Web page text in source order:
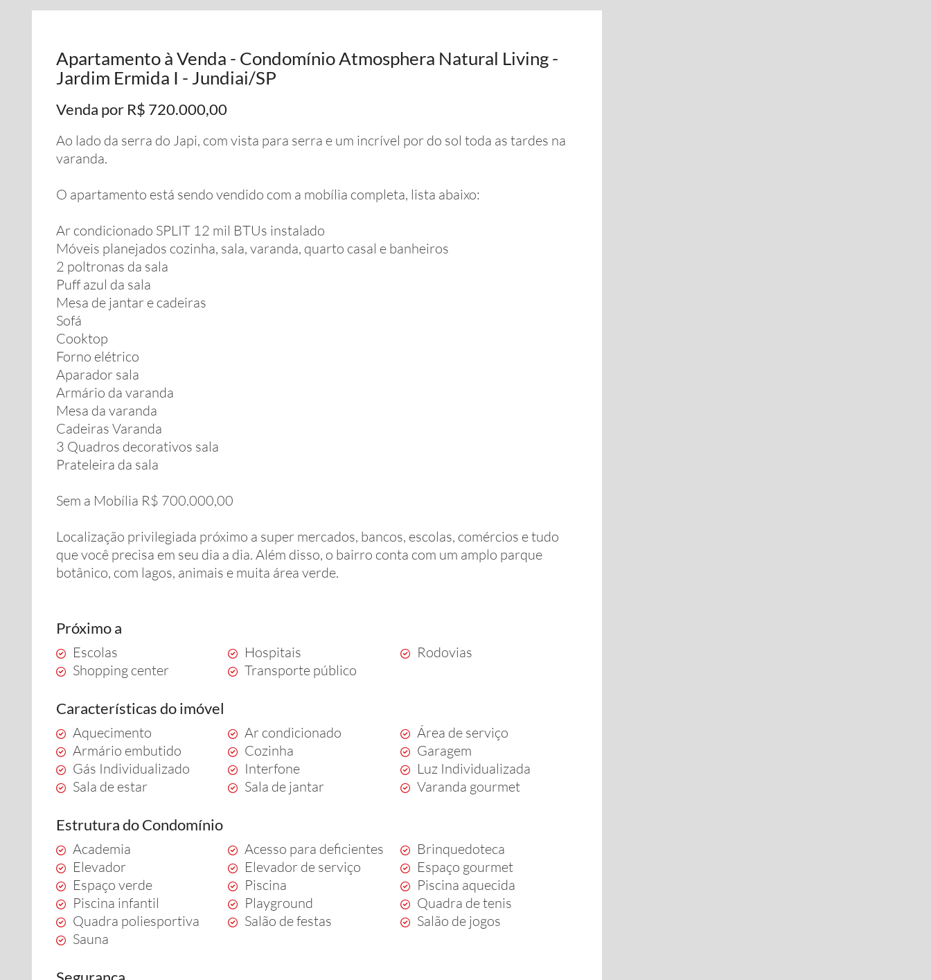
Apartamento à Venda - Condomínio Atmosphera Natural Living -
Jardim Ermida I - Jundiai/SP
Venda por R$ 720.000,00
Ao lado da serra do Japi, com vista para serra e um incrível por do sol toda as tardes na
varanda.
O apartamento está sendo vendido com a mobília completa, lista abaixo:
Ar condicionado SPLIT 12 mil BTUs instalado
Móveis planejados cozinha, sala, varanda, quarto casal e banheiros
2 poltronas da sala
Puff azul da sala
Mesa de jantar e cadeiras
Sofá
Cooktop
Forno elétrico
Aparador sala
Armário da varanda
Mesa da varanda
Cadeiras Varanda
3 Quadros decorativos sala
Prateleira da sala
Sem a Mobília R$ 700.000,00
Localização privilegiada próximo a super mercados, bancos, escolas, comércios e tudo
que você precisa em seu dia a dia. Além disso, o bairro conta com um amplo parque
botânico, com lagos, animais e muita área verde.
Próximo a
Escolas Hospitais
Rodovias
Shopping center
Transporte público
Características do imóvel
Aquecimento Ar condicionado
Área de serviço
Armário embutido
Cozinha
Garagem
Gás Individualizado
Interfone
Luz Individualizada
Sala de estar
Sala de jantar Varanda gourmet
Estrutura do Condomínio
Academia Acesso para deficientes
Brinquedoteca
Elevador
Elevador de serviço
Espaço gourmet
Espaço verde
Piscina
Piscina aquecida
Piscina infantil
Playground
Quadra de tenis
Quadra poliesportiva
Salão de festas
Salão de jogos
Sauna